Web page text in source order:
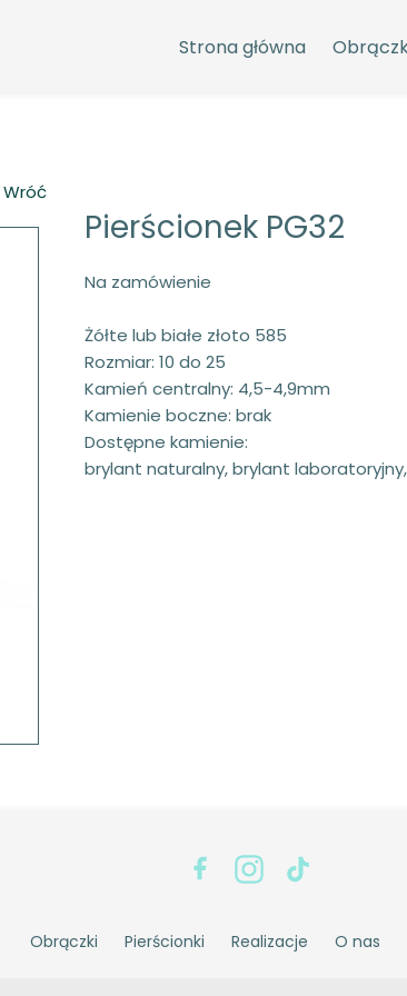
Strona główna
Wróć
Na zamówienie
Żółte lub białe złoto 585
Rozmiar: 10 do 25
Kamień centralny: 4,5-4,9mm
Kamienie boczne: brak
Dostępne kamienie:
brylant naturalny, brylant
Pierścionek PG32
Obrączki Pierścionki Realizacje O nas